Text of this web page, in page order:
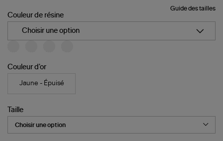
Or
Jaune
Guide des tailles
Couleur de résine
Choisir une option
Couleur d'or
Jaune - Épuisé
Taille